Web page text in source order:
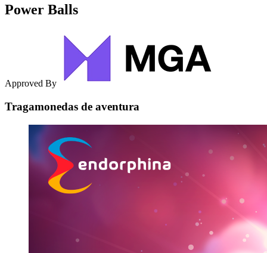
Power Balls
Approved By
Tragamonedas de aventura